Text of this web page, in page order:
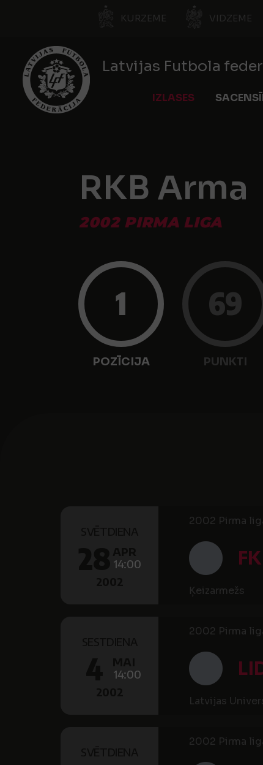
KURZEME VIDZEME
Latvijas Futbola
IZLASES
RKB Arma
2002 PIRMA LIGA
1
POZĪCIJA
69
PUNKTI
14:00
2002 Pirma
Ķeizarmežs
14:00
2002 Pirma
Latvijas
2002 Pirma